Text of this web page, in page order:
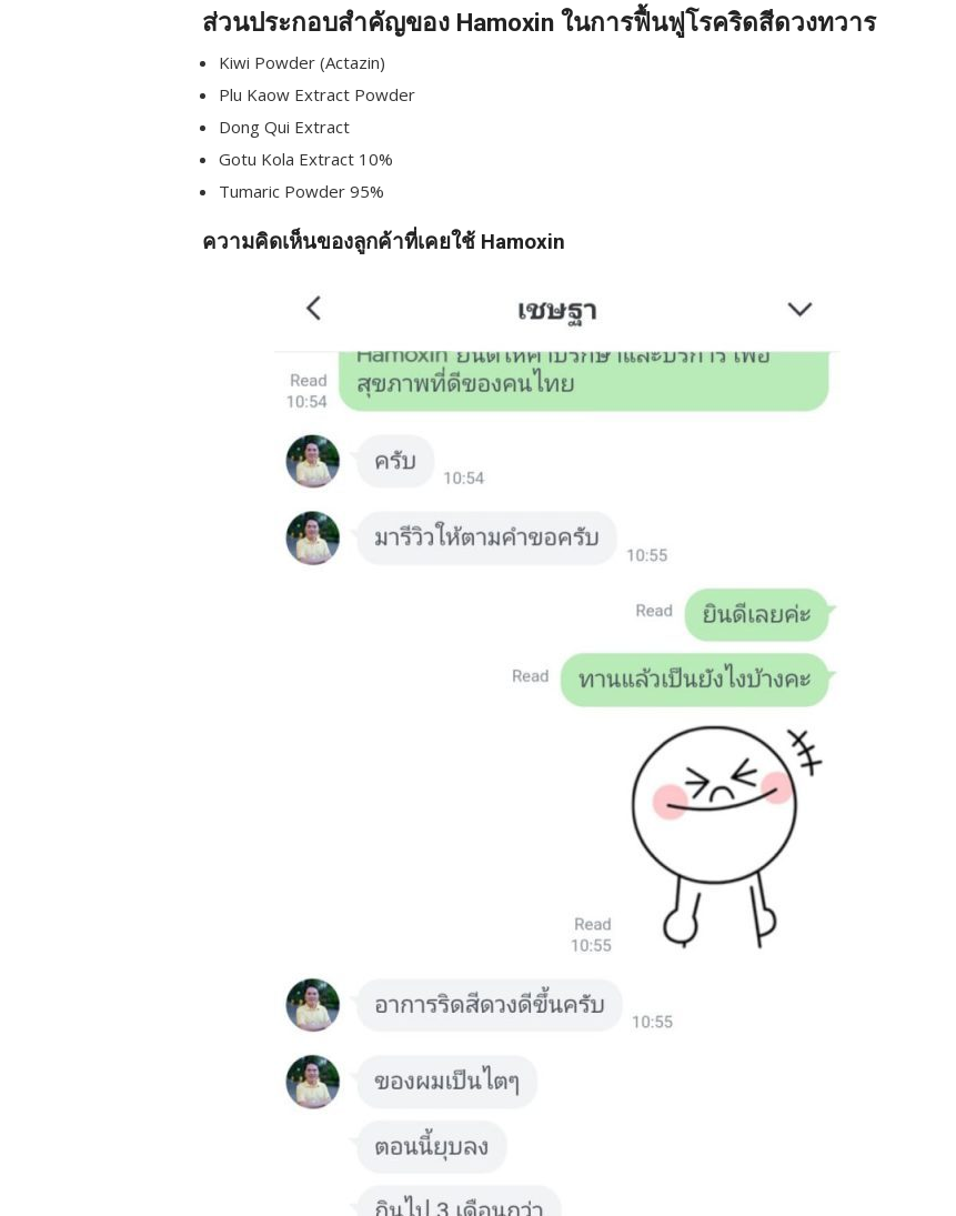
ส่วนประกอบสำคัญของ Hamoxin ในการฟื้นฟูโรคริดสีดวงทวาร
Kiwi Powder (Actazin)
Plu Kaow Extract Powder
Dong Qui Extract
Gotu Kola Extract 10%
Tumaric Powder 95%
ความคิดเห็นของลูกค้าที่เคยใช้ Hamoxin